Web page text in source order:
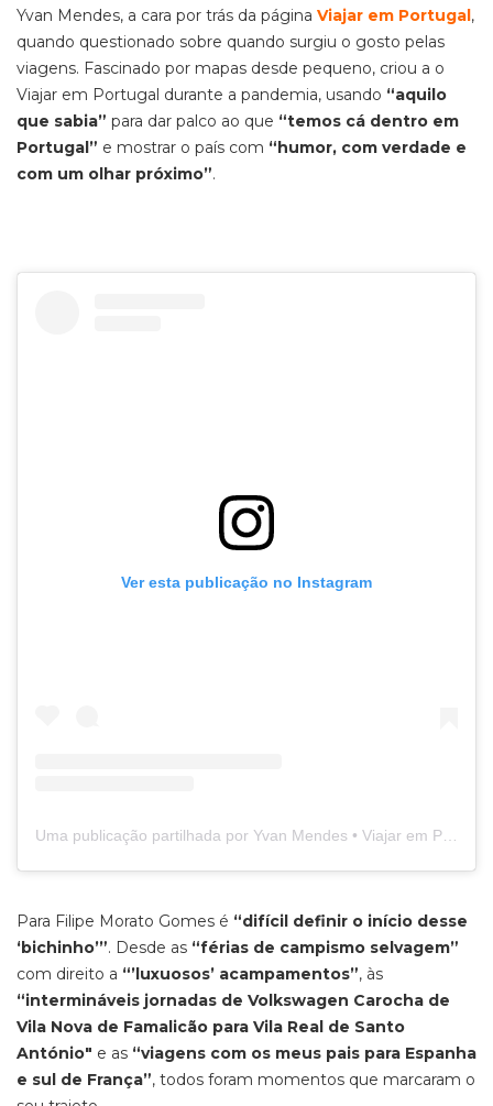
Yvan Mendes, a cara por trás da página Viajar em Portugal,
quando questionado sobre quando surgiu o gosto pelas
viagens. Fascinado por mapas desde pequeno, criou a o
Viajar em Portugal durante a pandemia, usando “aquilo
que sabia” para dar palco ao que “temos cá dentro em
Portugal” e mostrar o país com “humor, com verdade e
com um olhar próximo”.
Ver esta publicação no Instagram
Uma publicação partilhada por Yvan Mendes • Viajar em Portugal (@viajar_emportugal)
Para Filipe Morato Gomes é “difícil definir o início desse
‘bichinho’”. Desde as “férias de campismo selvagem”
com direito a “’luxuosos’ acampamentos”, às
“intermináveis jornadas de Volkswagen Carocha de
Vila Nova de Famalicão para Vila Real de Santo
António" e as “viagens com os meus pais para Espanha
e sul de França”, todos foram momentos que marcaram o